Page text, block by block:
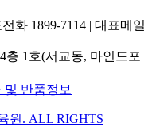
화 1899-7114 | 대표메일
층 1호(서교동, 마인드포
및 반품정보
원. ALL RIGHTS